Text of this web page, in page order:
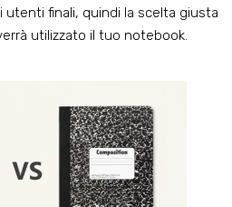
utenti finali, quindi la scelta giusta
utilizzato il tuo notebook.